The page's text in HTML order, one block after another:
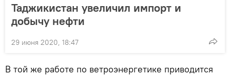
Таджикистан увеличил импорт и
добычу нефти
29 июня 2020, 18:47
В той же работе по ветроэнергетике приводится